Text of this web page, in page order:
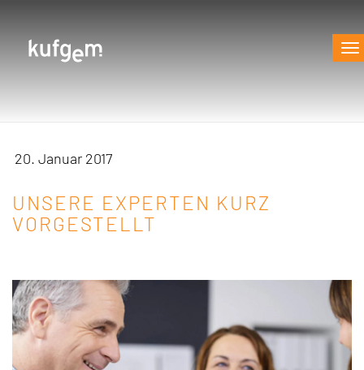
20. Januar 2017
UNSERE EXPERTEN KURZ
VORGESTELLT